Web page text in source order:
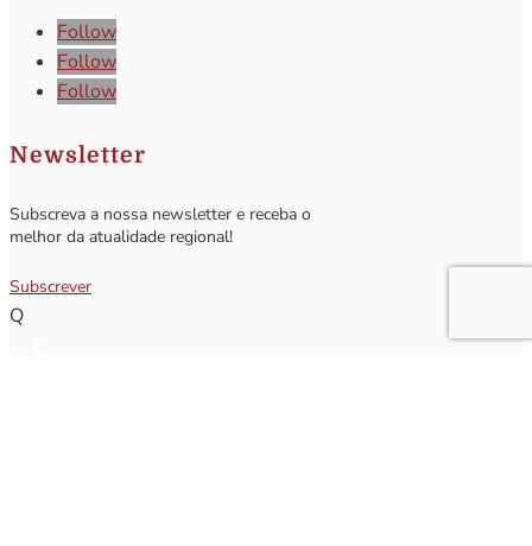
Follow
Follow
Follow
Newsletter
Subscreva a nossa newsletter e receba o
melhor da atualidade regional!
Subscrever
Q